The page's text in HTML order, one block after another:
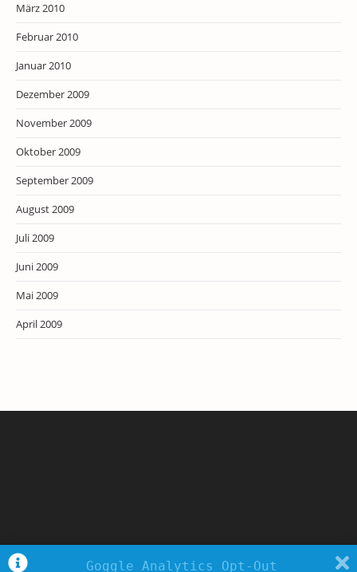
März 2010
Februar 2010
Januar 2010
Dezember 2009
November 2009
Oktober 2009
September 2009
August 2009
Juli 2009
Juni 2009
Mai 2009
April 2009
Goggle Analytics Opt-Out